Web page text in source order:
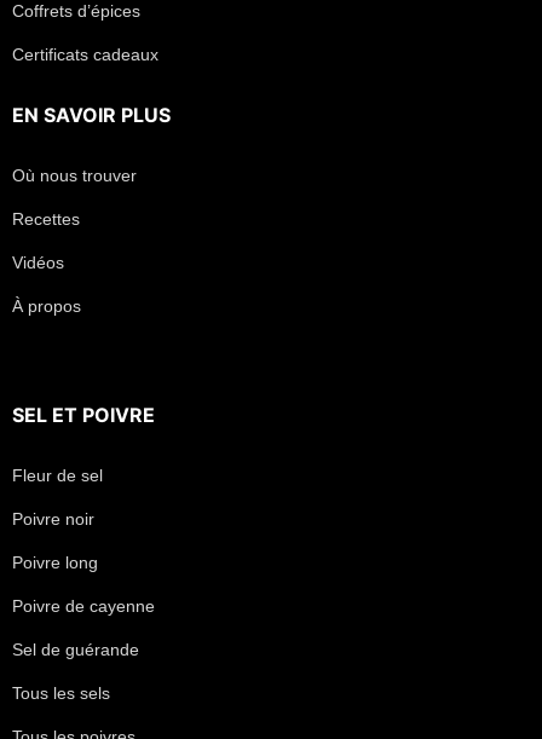
Coffrets d’épices
Certificats cadeaux
EN SAVOIR PLUS
Où nous trouver
Recettes
Vidéos
À propos
SEL ET POIVRE
Fleur de sel
Poivre noir
Poivre long
Poivre de cayenne
Sel de guérande
Tous les sels